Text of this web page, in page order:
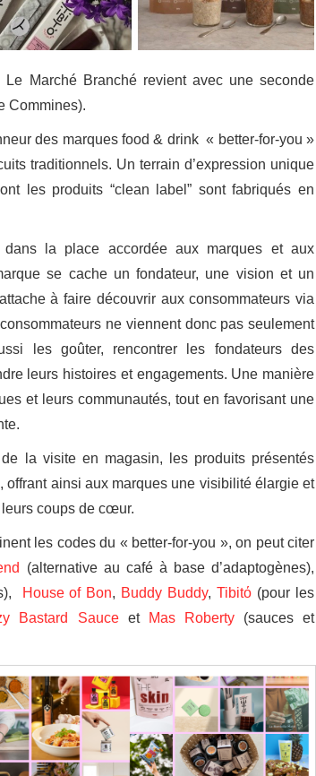
Marché Branché revient avec une seconde
Commines).
des marques food & drink « better-for-you »
traditionnels. Un terrain d’expression unique
les produits “clean label” sont fabriqués en
la place accordée aux marques et aux
se cache un fondateur, une vision et un
à faire découvrir aux consommateurs via
ne viennent donc pas seulement
les goûter, rencontrer les fondateurs des
leurs histoires et engagements. Une manière
et leurs communautés, tout en favorisant une
la visite en magasin, les produits présentés
ainsi aux marques une visibilité élargie et
coups de cœur.
les codes du « better-for-you », on peut citer
(alternative au café à base d’adaptogènes),
House of Bon, Buddy Buddy,Tibitό (pour les
Bastard Sauceet Mas Roberty(sauces et